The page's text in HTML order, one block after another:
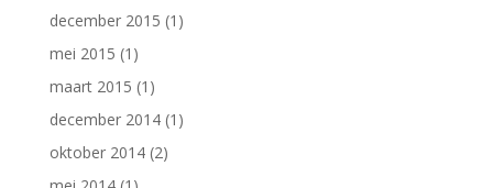
december 2015 (1)
mei 2015 (1)
maart 2015 (1)
december 2014(1)
oktober 2014(2)